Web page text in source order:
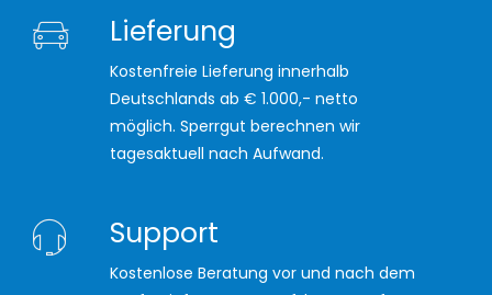
Lieferung
Kostenfreie Lieferung innerhalb
Deutschlands ab € 1.000,- netto
möglich. Sperrgut berechnen wir
tagesaktuell nach Aufwand.
Support
Kostenlose Beratung vor und nach dem